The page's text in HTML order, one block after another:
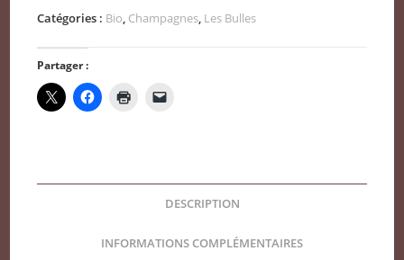
Terre
Blanc
Noirs
Catégories : Bio, Champagnes, Les Bulles
Partager :
DESCRIPTION
INFORMATIONS COMPLÉMENTAIRES